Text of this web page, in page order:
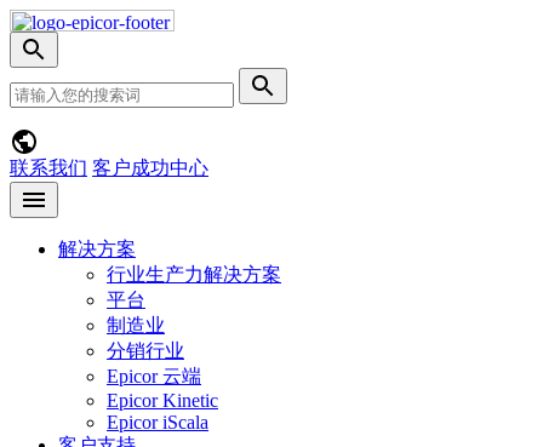
Skip
Nav
切
换
搜
索
菜
单
网
站
搜
索
提
交
联系我们 客户成功中心
Open
menu
解决方案
行业生产力解决方案
平台
制造业
分销行业
Epicor 云端
Epicor Kinetic
Epicor iScala